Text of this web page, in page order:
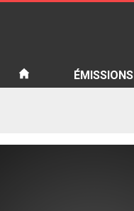
ÉMISSIONS